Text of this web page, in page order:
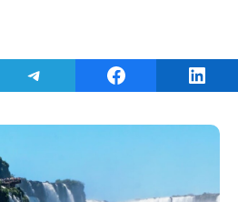
ThreadsShare on TelegramShare on Facebook